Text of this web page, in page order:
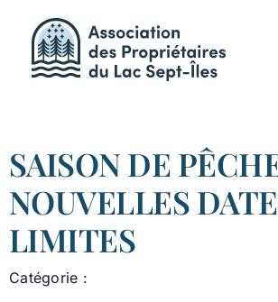
contenu
SAISON DE
NOUVELLES
LIMITES
Catégorie :